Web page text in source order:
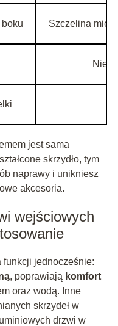
Szczelina
jest sama
skrzydło, tym
naprawy i unikniesz
akcesoria.
wejściowych
funkcji jednocześnie:
, poprawiają komfort
oraz wodą. Inne
skrzydeł w
drzwi w